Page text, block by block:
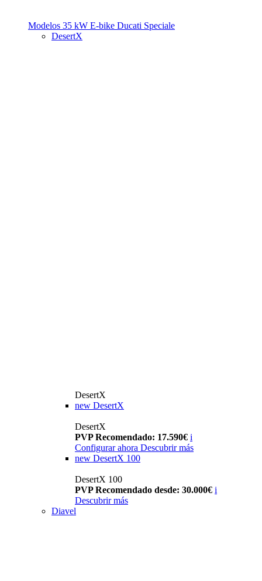
Modelos 35 kW E-bike Ducati Speciale
DesertX
DesertX
new DesertX
DesertX
PVP Recomendado: 17.590€ i
Configurar ahora Descubrir más
new DesertX 100
DesertX 100
PVP Recomendado desde: 30.000€ i
Descubrir más
Diavel